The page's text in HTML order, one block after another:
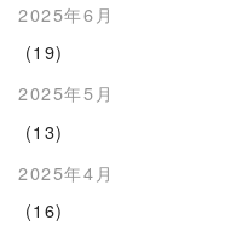
2025年6月
(19)
2025年5月
(13)
2025年4月
(16)